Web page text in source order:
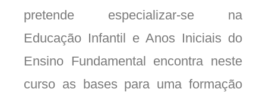
pretende especializar-se na
Educação Infantil e Anos Iniciais do
Ensino Fundamental encontra neste
curso as bases para uma formação